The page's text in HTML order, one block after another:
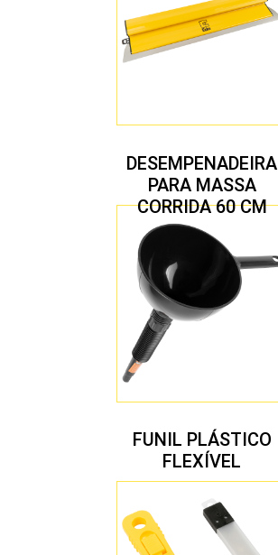
DESEMPENADEIRA
PARA MASSA
CORRIDA 60 CM
FUNIL PLÁSTICO
FLEXÍVEL